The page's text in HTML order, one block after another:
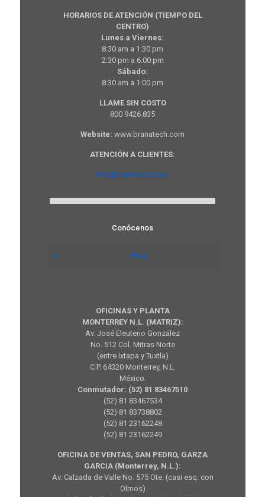
HORARIOS DE ATENCIÓN (TIEMPO DEL
CENTRO)
Lunes a Viernes:
8:30 am a 1:30 pm
2:30 pm a 6:00 pm
Sábado:
8:30 am a 1:00 pm
LLAME SIN COSTO
800 9426 835
Website: www.branatech.com
ATENCIÓN A CLIENTES:
info@branatech.com
Conócenos
Blog
OFICINAS Y PLANTA
MONTERREY N.L. (MATRIZ):
Av. José Eleuterio González
No. 512 Col. Mitras Norte
(entre Ixtapa y Tuxtla)
C.P. 64320 Monterrey, N.L.
México.
Conmutador: (52) 81 83467510
(52) 81 83467534
(52) 81 83738802
(52) 81 23162248
(52) 81 23162249
OFICINA DE VENTAS, SAN PEDRO, GARZA
GARCIA (Monterrey, N.L.):
Av. Calzada de Valle No. 575 Ote. (casi esq. con
Olmos)